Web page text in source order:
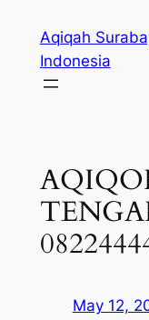
content
Aqiqah
Indonesia
May 12,